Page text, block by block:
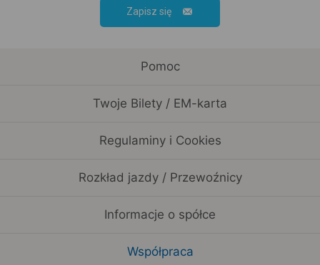
Zapisz się
Pomoc
Twoje Bilety / EM-karta
Regulaminy i Cookies
Rozkład jazdy / Przewoźnicy
Informacje o spółce
Współpraca